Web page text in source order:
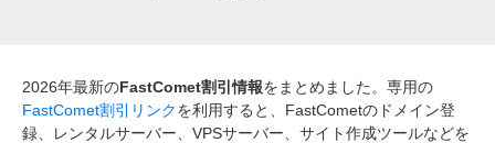
2026年最新の FastComet割引情報をまとめました。専用の
FastComet割引リンク を利用すると、FastCometのドメイン登
録、レンタルサーバー、VPSサーバー、サイト作成ツールなどを